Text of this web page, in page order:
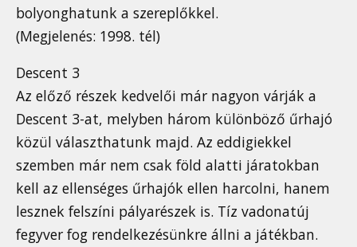
bolyonghatunk a szereplőkkel.
(Megjelenés: 1998. tél)
Descent 3
Az előző részek kedvelői már nagyon várják a
Descent 3-at, melyben három különböző űrhajó
közül választhatunk majd. Az eddigiekkel
szemben már nem csak föld alatti járatokban
kell az ellenséges űrhajók ellen harcolni, hanem
lesznek felszíni pályarészek is. Tíz vadonatúj
fegyver fog rendelkezésünkre állni a játékban.